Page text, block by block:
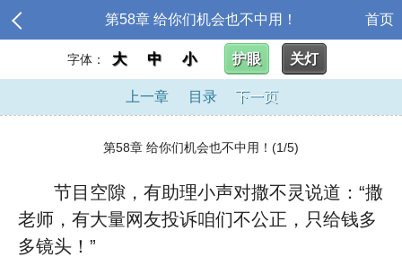
第58章 给你们机会也不中用！ 首页
字体： 大 中 小 护眼 关灯
上一章 目录 下一页
第58章 给你们机会也不中用！(1/5)
节目空隙，有助理小声对撒不灵说道：“撒
老师，有大量网友投诉咱们不公正，只给钱多
多镜头！”